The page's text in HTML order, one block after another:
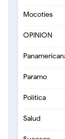
Mocoties
OPINION
Paramo
Política
Salud